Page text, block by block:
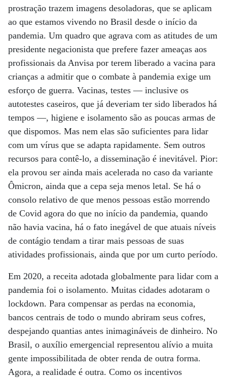
prostração trazem imagens desoladoras, que se aplicam
ao que estamos vivendo no Brasil desde o início da
pandemia. Um quadro que agrava com as atitudes de um
presidente negacionista que prefere fazer ameaças aos
profissionais da Anvisa por terem liberado a vacina para
crianças a admitir que o combate à pandemia exige um
esforço de guerra. Vacinas, testes — inclusive os
autotestes caseiros, que já deveriam ter sido liberados há
tempos —, higiene e isolamento são as poucas armas de
que dispomos. Mas nem elas são suficientes para lidar
com um vírus que se adapta rapidamente. Sem outros
recursos para contê-lo, a disseminação é inevitável. Pior:
ela provou ser ainda mais acelerada no caso da variante
Ômicron, ainda que a cepa seja menos letal. Se há o
consolo relativo de que menos pessoas estão morrendo
de Covid agora do que no início da pandemia, quando
não havia vacina, há o fato inegável de que atuais níveis
de contágio tendam a tirar mais pessoas de suas
atividades profissionais, ainda que por um curto período.
Em 2020, a receita adotada globalmente para lidar com a
pandemia foi o isolamento. Muitas cidades adotaram o
lockdown. Para compensar as perdas na economia,
bancos centrais de todo o mundo abriram seus cofres,
despejando quantias antes inimagináveis de dinheiro. No
Brasil, o auxílio emergencial representou alívio a muita
gente impossibilitada de obter renda de outra forma.
Agora, a realidade é outra. Como os incentivos